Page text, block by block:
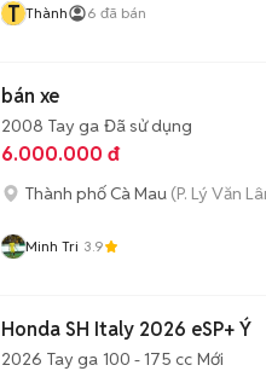
T Thành 6 đã bán
bán xe
2008 Tay ga Đã sử dụng
6.000.000 đ
Thành phố Cà Mau (P. Lý Văn
Minh Tri 3.9
Honda SH Italy 2026 eSP+ Ý
2026 Tay ga 100 - 175 cc Mới